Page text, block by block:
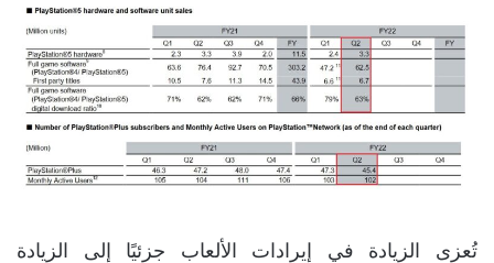
تُعزى الزيادة في إيرادات الألعاب جزئيًا إلى الزيادة